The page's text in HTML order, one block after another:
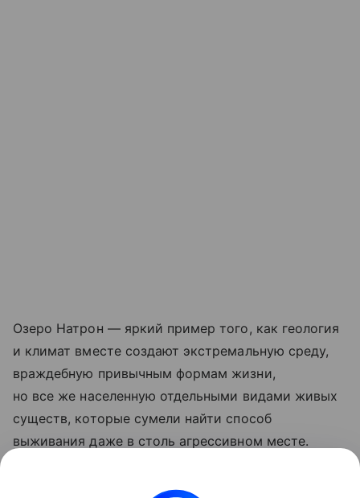
Озеро Натрон — яркий пример того, как геология
и климат вместе создают экстремальную среду,
враждебную привычным формам жизни,
но все же населенную отдельными видами живых
существ, которые сумели найти способ
выживания даже в столь агрессивном месте.